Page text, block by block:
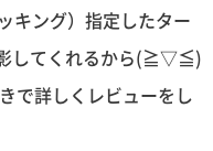
キング）指定したター
影してくれるから(≧▽≦)
で詳しくレビューをし